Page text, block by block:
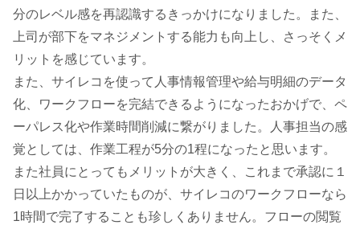
分のレベル感を再認識するきっかけになりました。また、
上司が部下をマネジメントする能力も向上し、さっそくメ
リットを感じています。
また、サイレコを使って人事情報管理や給与明細のデータ
化、ワークフローを完結できるようになったおかげで、ペ
ーパレス化や作業時間削減に繋がりました。人事担当の感
覚としては、作業工程が5分の1程になったと思います。
また社員にとってもメリットが大きく、これまで承認に１
日以上かかっていたものが、サイレコのワークフローなら
1時間で完了することも珍しくありません。フローの閲覧